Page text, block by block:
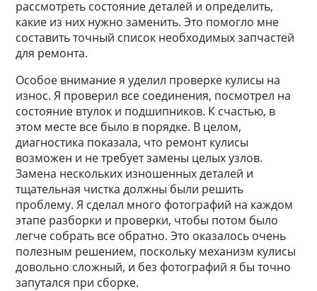
рассмотреть состояние деталей и определить,
какие из них нужно заменить. Это помогло мне
составить точный список необходимых запчастей
для ремонта.
Особое внимание я уделил проверке кулисы на
износ. Я проверил все соединения, посмотрел на
состояние втулок и подшипников. К счастью, в
этом месте все было в порядке. В целом,
диагностика показала, что ремонт кулисы
возможен и не требует замены целых узлов.
Замена нескольких изношенных деталей и
тщательная чистка должны были решить
проблему. Я сделал много фотографий на каждом
этапе разборки и проверки, чтобы потом было
легче собрать все обратно. Это оказалось очень
полезным решением, поскольку механизм кулисы
довольно сложный, и без фотографий я бы точно
запутался при сборке.